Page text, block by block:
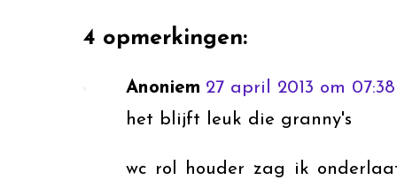
4 opmerkingen:
Anoniem 27 april 2013 om 07:38
het blijft leuk die granny's
wc rol houder zag ik